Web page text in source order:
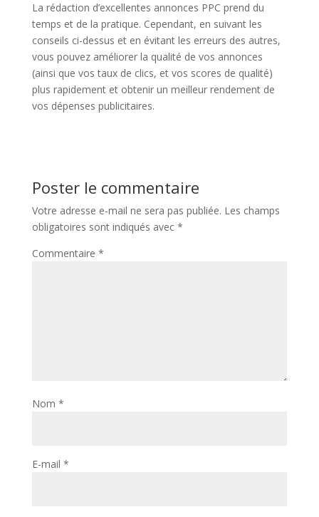
La rédaction d’excellentes annonces PPC prend du
temps et de la pratique. Cependant, en suivant les
conseils ci-dessus et en évitant les erreurs des autres,
vous pouvez améliorer la qualité de vos annonces
(ainsi que vos taux de clics, et vos scores de qualité)
plus rapidement et obtenir un meilleur rendement de
vos dépenses publicitaires.
Poster le commentaire
Votre adresse e-mail ne sera pas publiée. Les champs
obligatoires sont indiqués avec *
Commentaire *
Nom *
E-mail *